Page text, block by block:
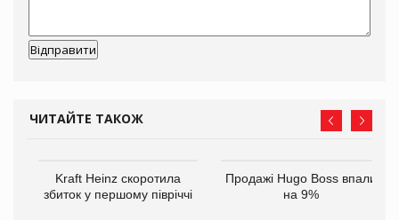
ЧИТАЙТЕ ТАКОЖ
Kraft Heinz скоротила
збиток у першому півріччі
Продажі Hugo Boss впали
на 9%